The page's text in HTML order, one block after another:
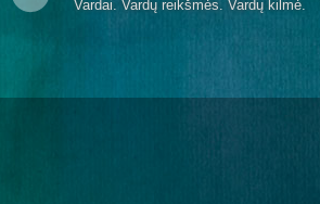
Vardai. Vardų reikšmės. Vardų kilmė.